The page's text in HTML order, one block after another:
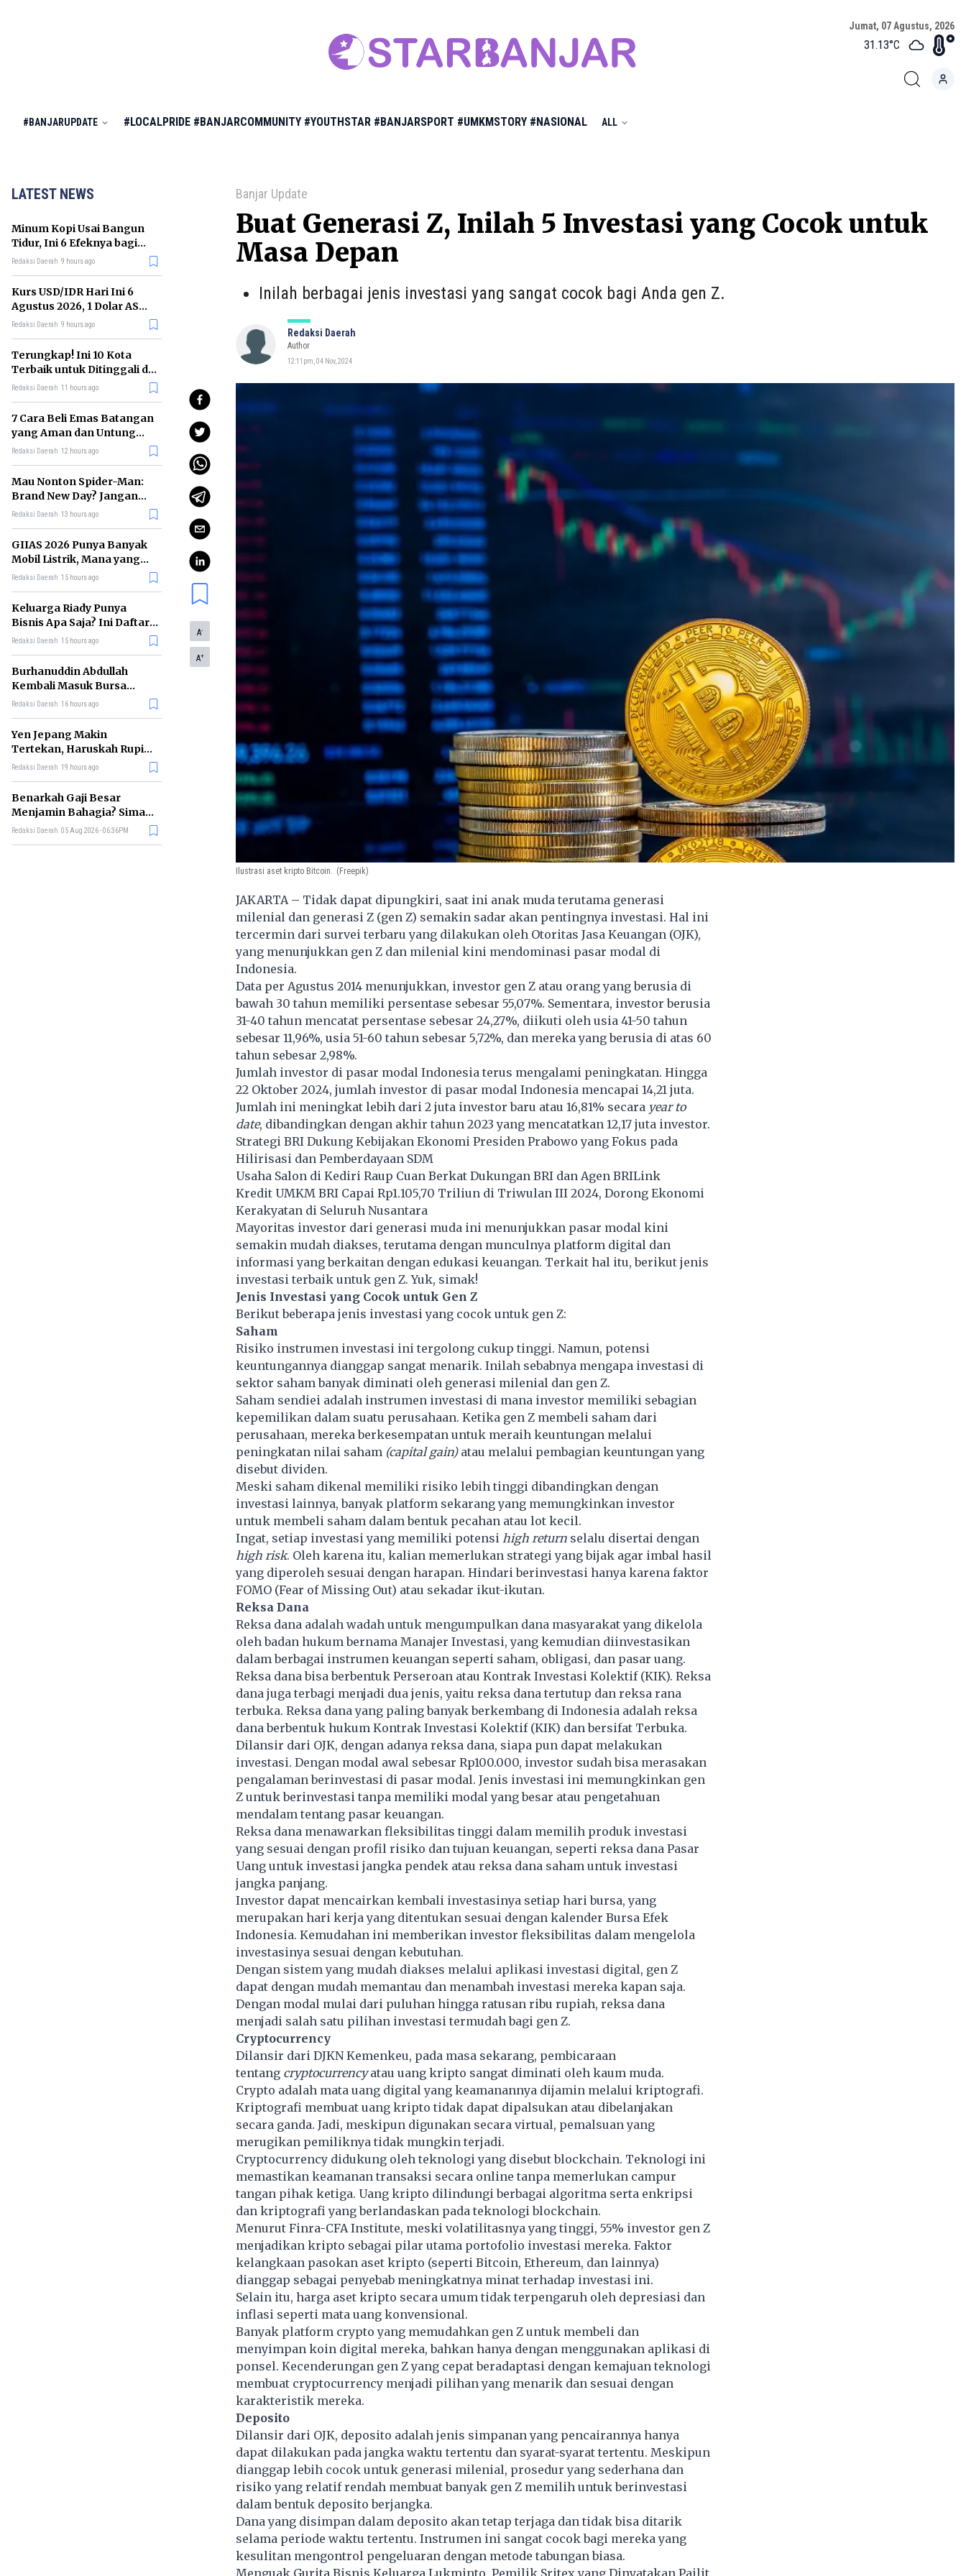
Jumat, 07 Agustus, 2026
31.13°C
#BANJARUPDATE #LOCALPRIDE #BANJARCOMMUNITY #YOUTHSTAR #BANJARSPORT #UMKMSTORY #NASIONAL ALL
LATEST NEWS
Minum Kopi Usai Bangun
Tidur, Ini 6 Efeknya bagi
Kesehatan Tubuh
Redaksi Daerah 9 hours ago
Kurs USD/IDR Hari Ini 6
Agustus 2026, 1 Dolar AS
Kini Berapa Rupiah?
Redaksi Daerah 9 hours ago
Terungkap! Ini 10 Kota
Terbaik untuk Ditinggali di
Dunia Tahun 2026
Redaksi Daerah 11 hours ago
7 Cara Beli Emas Batangan
yang Aman dan Untung
untuk Pemula
Redaksi Daerah 12 hours ago
Mau Nonton Spider-Man:
Brand New Day? Jangan
Lewatkan 6 Film Penting
Redaksi Daerah 13 hours ago
GIIAS 2026 Punya Banyak
Mobil Listrik, Mana yang
Cocok untuk Gaji Rp10 Juta?
Redaksi Daerah 15 hours ago
Keluarga Riady Punya
Bisnis Apa Saja? Ini Daftar
Kerajaan Usahanya
Redaksi Daerah 15 hours ago
Burhanuddin Abdullah
Kembali Masuk Bursa
Gubernur BI, Ini Rekam
Redaksi Daerah 16 hours ago
Yen Jepang Makin
Tertekan, Haruskah Rupiah
Ikut Khawatir?
Redaksi Daerah 19 hours ago
Benarkah Gaji Besar
Menjamin Bahagia? Simak
Penjelasan Ilmu Ekonomi
Redaksi Daerah 05 Aug 2026 - 06:36PM
Banjar Update
Buat Generasi Z, Inilah 5 Investasi yang Cocok untuk
Masa Depan
Inilah berbagai jenis investasi yang sangat cocok bagi Anda gen Z.
Redaksi Daerah
Author
12:11pm, 04 Nov, 2024
A-
A+
Ilustrasi aset kripto Bitcoin. (Freepik)
JAKARTA – Tidak dapat dipungkiri, saat ini anak muda terutama generasi
milenial dan generasi Z (gen Z) semakin sadar akan pentingnya investasi. Hal ini
tercermin dari survei terbaru yang dilakukan oleh Otoritas Jasa Keuangan (OJK),
yang menunjukkan gen Z dan milenial kini mendominasi pasar modal di
Indonesia.
Data per Agustus 2014 menunjukkan, investor gen Zatau orang yang berusia di
bawah 30 tahun memiliki persentase sebesar 55,07%. Sementara, investor berusia
31-40 tahun mencatat persentase sebesar 24,27%, diikuti oleh usia 41-50 tahun
sebesar 11,96%, usia 51-60 tahun sebesar 5,72%, dan mereka yang berusia di atas 60
tahun sebesar 2,98%.
Jumlah investor di pasar modal Indonesia terus mengalami peningkatan. Hingga
22 Oktober 2024, jumlah investor di pasar modal Indonesia mencapai 14,21 juta.
Jumlah ini meningkat lebih dari 2 juta investor baru atau 16,81% secara year to
date, dibandingkan dengan akhir tahun 2023 yang mencatatkan 12,17 juta investor.
Strategi BRI Dukung Kebijakan Ekonomi Presiden Prabowo yang Fokus pada
Hilirisasi dan Pemberdayaan SDM
Usaha Salon di Kediri Raup Cuan Berkat Dukungan BRI dan Agen BRILink
Kredit UMKM BRI Capai Rp1.105,70 Triliun di Triwulan III 2024, Dorong Ekonomi
Kerakyatan di Seluruh Nusantara
Mayoritas investor dari generasi muda ini menunjukkan pasar modal kini
semakin mudah diakses, terutama dengan munculnya platform digital dan
informasi yang berkaitan dengan edukasi keuangan. Terkait hal itu, berikut jenis
investasi terbaik untuk gen Z. Yuk, simak!
Jenis Investasi yang Cocok untuk Gen Z
Berikut beberapa jenis investasi yang cocok untuk gen Z:
Saham
Risiko instrumen investasi ini tergolong cukup tinggi. Namun, potensi
keuntungannya dianggap sangat menarik. Inilah sebabnya mengapa investasi di
sektor saham banyak diminati oleh generasi milenial dan gen Z.
Saham sendiei adalah instrumen investasi di mana investor memiliki sebagian
kepemilikan dalam suatu perusahaan. Ketika gen Z membeli saham dari
perusahaan, mereka berkesempatan untuk meraih keuntungan melalui
peningkatan nilai saham (capital gain)atau melalui pembagian keuntungan yang
disebut dividen.
Meski saham dikenal memiliki risiko lebih tinggi dibandingkan dengan
investasi lainnya, banyak platform sekarang yang memungkinkan investor
untuk membeli saham dalam bentuk pecahan atau lot kecil.
Ingat, setiap investasi yang memiliki potensi high returnselalu disertai dengan
high risk. Oleh karena itu, kalian memerlukan strategi yang bijak agar imbal hasil
yang diperoleh sesuai dengan harapan. Hindari berinvestasi hanya karena faktor
FOMO (Fear of Missing Out) atau sekadar ikut-ikutan.
Reksa Dana
Reksa dana adalah wadah untuk mengumpulkan dana masyarakat yang dikelola
oleh badan hukum bernama Manajer Investasi, yang kemudian diinvestasikan
dalam berbagai instrumen keuangan seperti saham, obligasi, dan pasar uang.
Reksa dana bisa berbentuk Perseroan atau Kontrak Investasi Kolektif (KIK). Reksa
dana juga terbagi menjadi dua jenis, yaitu reksa dana tertutup dan reksa rana
terbuka. Reksa dana yang paling banyak berkembang di Indonesia adalah reksa
dana berbentuk hukum Kontrak Investasi Kolektif (KIK) dan bersifat Terbuka.
Dilansir dari OJK, dengan adanya reksa dana, siapa pun dapat melakukan
investasi. Dengan modal awal sebesar Rp100.000, investor sudah bisa merasakan
pengalaman berinvestasi di pasar modal. Jenis investasi ini memungkinkan gen
Z untuk berinvestasi tanpa memiliki modal yang besar atau pengetahuan
mendalam tentang pasar keuangan.
Reksa dana menawarkan fleksibilitas tinggi dalam memilih produk investasi
yang sesuai dengan profil risiko dan tujuan keuangan, seperti reksa dana Pasar
Uang untuk investasi jangka pendek atau reksa dana saham untuk investasi
jangka panjang.
Investor dapat mencairkan kembali investasinya setiap hari bursa, yang
merupakan hari kerja yang ditentukan sesuai dengan kalender Bursa Efek
Indonesia. Kemudahan ini memberikan investor fleksibilitas dalam mengelola
investasinya sesuai dengan kebutuhan.
Dengan sistem yang mudah diakses melalui aplikasi investasi digital, gen Z
dapat dengan mudah memantau dan menambah investasi mereka kapan saja.
Dengan modal mulai dari puluhan hingga ratusan ribu rupiah, reksa dana
menjadi salah satu pilihan investasi termudah bagi gen Z.
Cryptocurrency
Dilansir dari DJKN Kemenkeu, pada masa sekarang, pembicaraan
tentang cryptocurrencyatau uang kripto sangat diminati oleh kaum muda.
Crypto adalah mata uang digital yang keamanannya dijamin melalui kriptografi.
Kriptografi membuat uang kripto tidak dapat dipalsukan atau dibelanjakan
secara ganda. Jadi, meskipun digunakan secara virtual, pemalsuan yang
merugikan pemiliknya tidak mungkin terjadi.
Cryptocurrencydidukung oleh teknologi yang disebut blockchain. Teknologi ini
memastikan keamanan transaksi secara online tanpa memerlukan campur
tangan pihak ketiga. Uang kripto dilindungi berbagai algoritma serta enkripsi
dan kriptografi yang berlandaskan pada teknologi blockchain.
Menurut Finra-CFA Institute, meski volatilitasnya yang tinggi, 55% investor gen Z
menjadikan kripto sebagai pilar utama portofolio investasi mereka. Faktor
kelangkaan pasokan aset kripto (seperti Bitcoin, Ethereum, dan lainnya)
dianggap sebagai penyebab meningkatnya minat terhadap investasi ini.
Selain itu, harga aset kripto secara umum tidak terpengaruh oleh depresiasi dan
inflasi seperti mata uang konvensional.
Banyak platform crypto yang memudahkan gen Z untuk membeli dan
menyimpan koin digital mereka, bahkan hanya dengan menggunakan aplikasi di
ponsel. Kecenderungan gen Z yang cepat beradaptasi dengan kemajuan teknologi
membuat cryptocurrency menjadi pilihan yang menarik dan sesuai dengan
karakteristik mereka.
Deposito
Dilansir dari OJK, deposito adalah jenis simpanan yang pencairannya hanya
dapat dilakukan pada jangka waktu tertentu dan syarat-syarat tertentu. Meskipun
dianggap lebih cocok untuk generasi milenial, prosedur yang sederhana dan
risiko yang relatif rendah membuat banyak gen Z memilih untuk berinvestasi
dalam bentuk deposito berjangka.
Dana yang disimpan dalam deposito akan tetap terjaga dan tidak bisa ditarik
selama periode waktu tertentu. Instrumen ini sangat cocok bagi mereka yang
kesulitan mengontrol pengeluaran dengan metode tabungan biasa.